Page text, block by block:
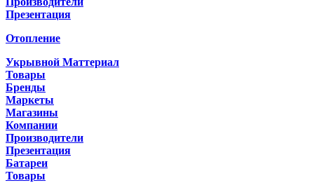
Презентация
Отопление
Укрывной Маттериал
Товары
Бренды
Маркеты
Магазины
Компании
Производители
Презентация
Батареи
Товары